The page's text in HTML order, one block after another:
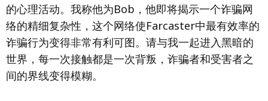
的心理活动。我称他为Bob，他即将揭示一个诈骗网
络的精细复杂性，这个网络使Farcaster中最有效率的
诈骗行为变得非常有利可图。请与我一起进入黑暗的
世界，每一次接触都是一次背叛，诈骗者和受害者之
间的界线变得模糊。